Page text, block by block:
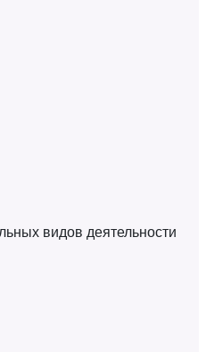
видов деятельности